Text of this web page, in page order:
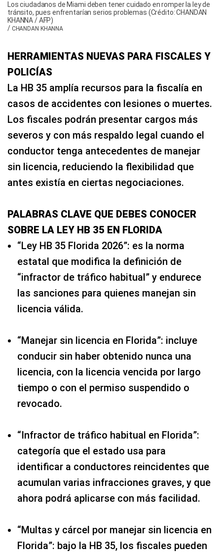
Los ciudadanos de Miami deben tener cuidado en romper la ley de
tránsito, pues enfrentarían serios problemas (Crédito: CHANDAN
KHANNA / AFP)
/ CHANDAN KHANNA
HERRAMIENTAS NUEVAS PARA FISCALES Y
POLICÍAS
La HB 35 amplía recursos para la fiscalía en
casos de accidentes con lesiones o muertes.
Los fiscales podrán presentar cargos más
severos y con más respaldo legal cuando el
conductor tenga antecedentes de manejar
sin licencia, reduciendo la flexibilidad que
antes existía en ciertas negociaciones.
PALABRAS CLAVE QUE DEBES CONOCER
SOBRE LA LEY HB 35 EN FLORIDA
“Ley HB 35 Florida 2026”: es la norma
estatal que modifica la definición de
“infractor de tráfico habitual” y endurece
las sanciones para quienes manejan sin
licencia válida.
“Manejar sin licencia en Florida”: incluye
conducir sin haber obtenido nunca una
licencia, con la licencia vencida por largo
tiempo o con el permiso suspendido o
revocado.
“Infractor de tráfico habitual en Florida”:
categoría que el estado usa para
identificar a conductores reincidentes que
acumulan varias infracciones graves, y que
ahora podrá aplicarse con más facilidad.
“Multas y cárcel por manejar sin licencia en
Florida”: bajo la HB 35, los fiscales pueden